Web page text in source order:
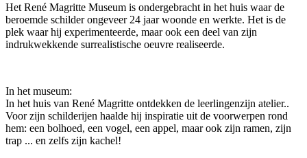
Het René Magritte Museum is ondergebracht in het huis waar de
beroemde schilder ongeveer 24 jaar woonde en werkte. Het is de
plek waar hij experimenteerde, maar ook een deel van zijn
indrukwekkende surrealistische oeuvre realiseerde.
In het museum:
In het huis van René Magritte ontdekken de leerlingenzijn atelier..
Voor zijn schilderijen haalde hij inspiratie uit de voorwerpen rond
hem: een bolhoed, een vogel, een appel, maar ook zijn ramen, zijn
trap ... en zelfs zijn kachel!